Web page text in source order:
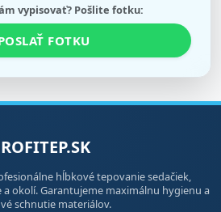
vypisovať? Pošlite fotku:
FOTKU
hĺbkové tepovanie sedačiek,
okolí. Garantujeme maximálnu hygienu a
schnutie materiálov.